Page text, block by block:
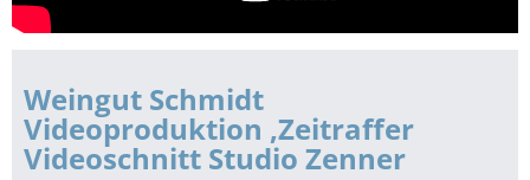
Weingut Schmidt
Videoproduktion ,Zeitraffer
Videoschnitt Studio Zenner